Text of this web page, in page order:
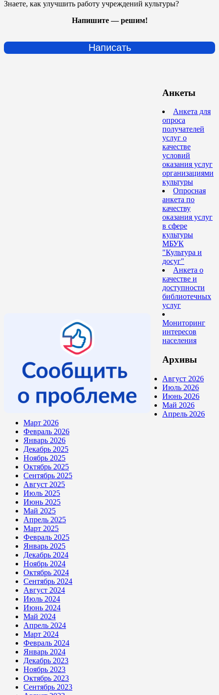
Знаете, как улучшить работу учреждений культуры?
Напишите — решим!
Написать
Анкеты
Анкета для
опроса
получателей
услуг о
качестве
условий
оказания услуг
организациями
культуры
Опросная
анкета по
качеству
оказания услуг
в сфере
культуры
МБУК
"Культура и
досуг"
Анкета о
качестве и
доступности
библиотечных
услуг
Мониторинг
интересов
населения
Архивы
Август 2026
Июль 2026
Июнь 2026
Май 2026
Апрель 2026
Март 2026
Февраль 2026
Январь 2026
Декабрь 2025
Ноябрь 2025
Октябрь 2025
Сентябрь 2025
Август 2025
Июль 2025
Июнь 2025
Май 2025
Апрель 2025
Март 2025
Февраль 2025
Январь 2025
Декабрь 2024
Ноябрь 2024
Октябрь 2024
Сентябрь 2024
Август 2024
Июль 2024
Июнь 2024
Май 2024
Апрель 2024
Март 2024
Февраль 2024
Январь 2024
Декабрь 2023
Ноябрь 2023
Октябрь 2023
Сентябрь 2023